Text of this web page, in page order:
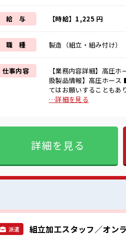
給 与 【時給】1,225 円
職 種 製造（組立・組み付け）
仕事内容
【業務内容詳細】高圧
扱製品情報】高圧ホース ■お仕事PR ≪自分の時間も大切≫ 残業はほとんどナシ！ 場合によっ
てはお願いすることも
喫！ ≪モチベーションも
ょう！ ■職場の雰囲気 少人数でアットホームな雰囲気の職場！ 髪型・髪色自由♪ 派手過ぎな
ければOKだから、 モチ
ありません！
…詳細を見る
詳細を見る
派遣 組立加工スタッフ／オン